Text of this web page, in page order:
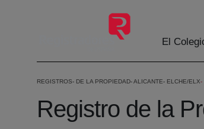
Saltar al contenido principal
El
REGISTROS DE LA PROPIEDAD ALICANTE ELCHE/ELX
Registro de la